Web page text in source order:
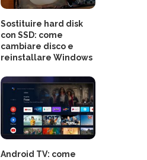
Sostituire hard disk
con SSD: come
cambiare disco e
reinstallare Windows
Android TV: come